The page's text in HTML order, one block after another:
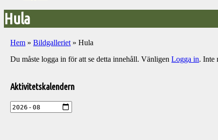
Hula
Hem »Bildgalleriet »Hula
Du måste logga in för att se detta innehåll. VänligenLogga in. Inte
till
aktiviteter
Aktivitetskalendern